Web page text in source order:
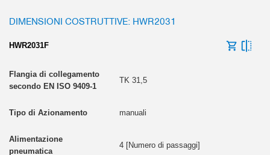
DIMENSIONI COSTRUTTIVE: HWR2031
HWR2031F
TK 31,5
manuali
4 [Numero di passaggi]